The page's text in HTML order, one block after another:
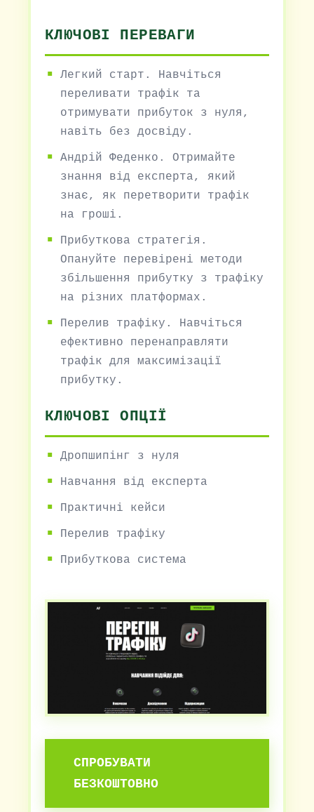
КЛЮЧОВІ ПЕРЕВАГИ
Легкий старт. Навчіться
переливати трафік та
отримувати прибуток з нуля,
навіть без досвіду.
Андрій Феденко. Отримайте
знання від експерта, який
знає, як перетворити трафік
на гроші.
Прибуткова стратегія.
Опануйте перевірені методи
збільшення прибутку з трафіку
на різних платформах.
Перелив трафіку. Навчіться
ефективно перенаправляти
трафік для максимізації
прибутку.
КЛЮЧОВІ ОПЦІЇ
Дропшипінг з нуля
Навчання від експерта
Практичні кейси
Перелив трафіку
Прибуткова система
СПРОБУВАТИ
БЕЗКОШТОВНО